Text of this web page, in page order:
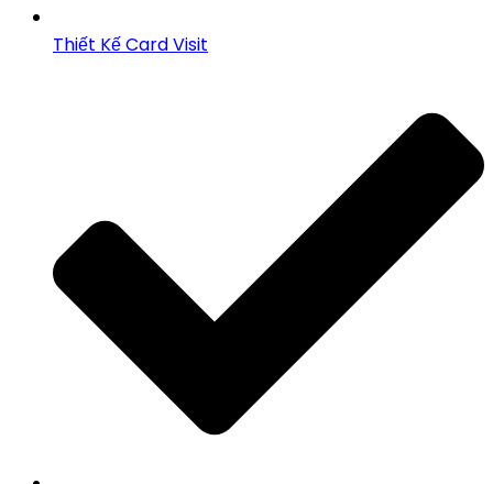
Thiết Kế Card Visit